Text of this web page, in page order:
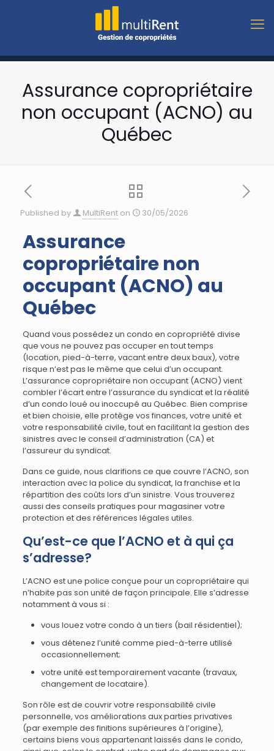
Assurance copropriétaire
non occupant (ACNO) au
Québec
Published by MultiRent on 30/05/2026
Assurance
copropriétaire non
occupant (ACNO) au
Québec
Quand vous possédez un condo en copropriété divise
que vous ne pouvez pas occuper en tout temps
(location, pied-à-terre, vacant entre deux baux), votre
risque n’est pas le même que celui d’un occupant.
L’assurance copropriétaire non occupant (ACNO) vient
combler l’écart entre l’assurance du syndicat et la réalité
d’un condo loué ou inoccupé au Québec. Bien comprise
et bien choisie, elle protège vos finances, votre unité et
votre responsabilité civile, tout en facilitant la gestion des
sinistres avec le conseil d’administration (CA) et
l’assureur du syndicat.
Dans ce guide, nous clarifions ce que couvre l’ACNO, son
interaction avec la police du syndicat, la franchise et la
répartition des coûts lors d’un sinistre. Vous trouverez
aussi des conseils pratiques pour magasiner votre
protection et des références légales utiles.
Qu’est-ce que l’ACNO et à qui ça
s’adresse?
L’ACNO est une police conçue pour un copropriétaire qui
n’habite pas son unité de façon principale. Elle s’adresse
notamment à vous si :
vous louez votre condo à un tiers (bail résidentiel);
vous détenez l’unité comme pied-à-terre utilisé
occasionnellement;
votre unité est temporairement vacante (travaux,
changement de locataire).
Son rôle est de couvrir votre responsabilité civile
personnelle, vos améliorations aux parties privatives
(par exemple des finitions supérieures à l’origine),
certains biens vous appartenant laissés dans le condo,